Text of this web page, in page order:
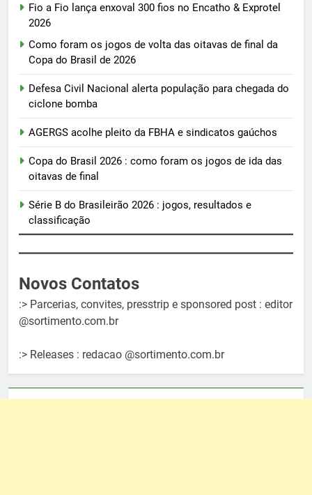
Fio a Fio lança enxoval 300 fios no Encatho & Exprotel
2026
Como foram os jogos de volta das oitavas de final da
Copa do Brasil de 2026
Defesa Civil Nacional alerta população para chegada do
ciclone bomba
AGERGS acolhe pleito da FBHA e sindicatos gaúchos
Copa do Brasil 2026 : como foram os jogos de ida das
oitavas de final
Série B do Brasileirão 2026 : jogos, resultados e
classificação
Novos Contatos
:> Parcerias, convites, presstrip e sponsored post : editor
@sortimento.com.br
:> Releases : redacao @sortimento.com.br